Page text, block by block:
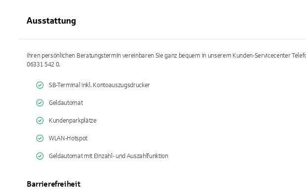
Ausstattung
Ihren persönlichen Beratungstermin vereinbaren Sie ganz bequem in unserem Kunden-Servicecenter
06331 542 0.
SB-Terminal inkl. Kontoauszugsdrucker
Geldautomat
Kundenparkplätze
WLAN-Hotspot
Geldautomat mit Einzahl- und Auszahlfunktion
Barrierefreiheit